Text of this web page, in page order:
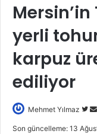
yerli
karpuz
ediliyor
Mehmet Yılmaz
Son güncelleme: 13